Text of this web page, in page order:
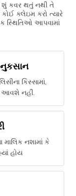
શું કવર થતું નથી તે
ક્લેઇમ કરો ત્યારે
સ્થિતિઓ આપવામાં
નુકસાન
કિસ્સામાં,
આવશે નહીં.
નશામાં કે
હોય